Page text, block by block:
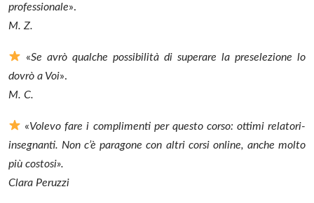
professionale».
M. Z.
«Se avrò qualche possibilità di superare la preselezione lo
dovrò a Voi».
M. C.
«Volevo fare i complimenti per questo corso: ottimi relatori-
insegnanti. Non c’è paragone con altri corsi online, anche molto
più costosi».
Clara Peruzzi